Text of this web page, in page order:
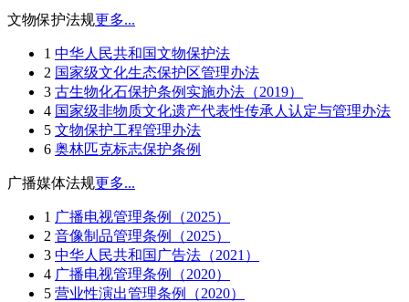
文物保护法规更多...
1 中华人民共和国文物保护法
2 国家级文化生态保护区管理办法
3 古生物化石保护条例实施办法（2019）
4 国家级非物质文化遗产代表性传承人认定与管理办法
5 文物保护工程管理办法
6 奥林匹克标志保护条例
广播媒体法规更多...
1 广播电视管理条例（2025）
2 音像制品管理条例（2025）
3 中华人民共和国广告法（2021）
4 广播电视管理条例（2020）
5 营业性演出管理条例（2020）